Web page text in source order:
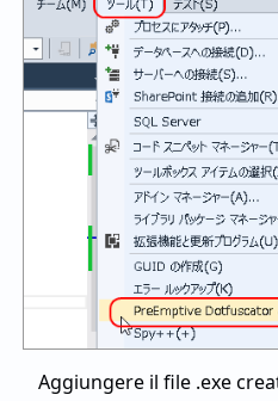
Aggiungere il file .exe